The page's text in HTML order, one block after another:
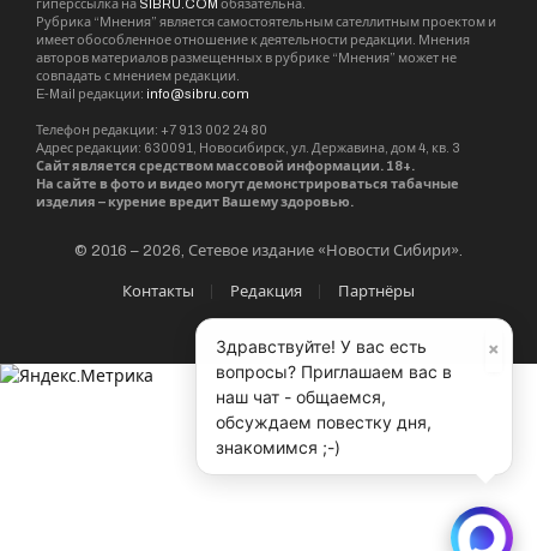
гиперссылка на SIBRU.COM обязательна.
Рубрика “Мнения” является самостоятельным сателлитным проектом и
имеет обособленное отношение к деятельности редакции. Мнения
авторов материалов размещенных в рубрике “Мнения” может не
совпадать с мнением редакции.
E-Mail редакции: info@sibru.com
Телефон редакции: +7 913 002 24 80
Адрес редакции: 630091, Новосибирск, ул. Державина, дом 4, кв. 3
Сайт является средством массовой информации. 18+.
На сайте в фото и видео могут демонстрироваться табачные
изделия – курение вредит Вашему здоровью.
© 2016 – 2026, Сетевое издание «Новости Сибири».
Контакты Редакция Партнёры
×
Здравствуйте! У вас есть
вопросы? Приглашаем вас в
наш чат - общаемся,
обсуждаем повестку дня,
знакомимся ;-)